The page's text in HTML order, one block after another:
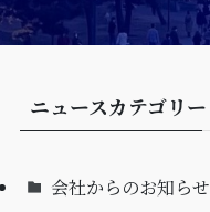
ニュースカテゴリー
会社からのお知らせ